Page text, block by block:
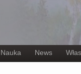
Nauka News